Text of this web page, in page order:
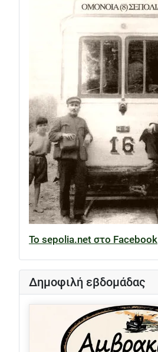
Το sepolia.net στο Facebook
Δημοφιλή εβδομάδας